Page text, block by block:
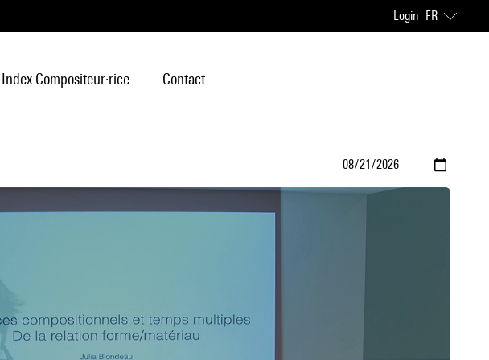
Login FR
Index Compositeur·rice Contact